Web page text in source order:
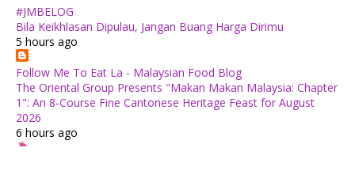
#JMBELOG
Bila Keikhlasan Dipulau, Jangan Buang Harga Dirimu
5 hours ago
Follow Me To Eat La - Malaysian Food Blog
The Oriental Group Presents "Makan Makan Malaysia: Chapter
1": An 8-Course Fine Cantonese Heritage Feast for August
2026
6 hours ago